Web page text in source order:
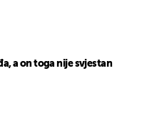
a on toga nije svjestan